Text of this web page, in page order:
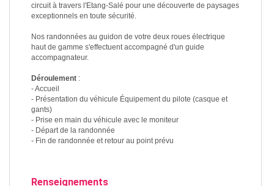
circuit à travers l'Etang-Salé pour une découverte de paysages
exceptionnels en toute sécurité.
Nos randonnées au guidon de votre deux roues électrique
haut de gamme s'effectuent accompagné d'un guide
accompagnateur.
Déroulement :
- Accueil
- Présentation du véhicule Équipement du pilote (casque et
gants)
- Prise en main du véhicule avec le moniteur
- Départ de la randonnée
- Fin de randonnée et retour au point prévu
Renseignements